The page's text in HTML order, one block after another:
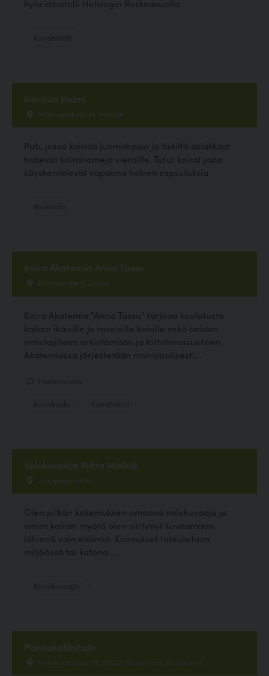
hybridihotelli Helsingin Ruskeasuolla.
Heräsin Helmi
Hitsaajankatu 14, Helsinki
Pub, jossa koirilla juomakippo ja tiskiltä asiakkaat
hakevat koiranameja vieraille. Tutut koirat jopa
käyskentelevät vapaana hakien rapsutuksia.
Koira Akatemia Anna Tassu
Riilahdentie 5, Espoo
Koira Akatemia "Anna Tassu" tarjoaa koulutusta
kaiken ikäisille ja tasoisille koirille sekä heidän
omistajilleen arkielämään ja tottelevaisuuteen.
Akatemiassa järjestetään monipuolisesti...
Valokuvaaja Riitta Mälkiä
, Lappeenranta
Olen pitkän kokemuksen omaava valokuvaaja ja
oman koiran myötä olen siirtynyt kuvaamaan
lähinnä vain eläimiä. Kuvaukset toteutetaan
miljöössä tai kotona....
Pannukakkutalo
Maakuntakatu 29, 96200 Rovaniemi, Rovaniemi